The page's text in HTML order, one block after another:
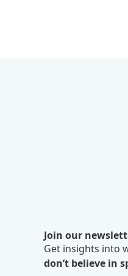
Join our
Get insights into
don’t believe in